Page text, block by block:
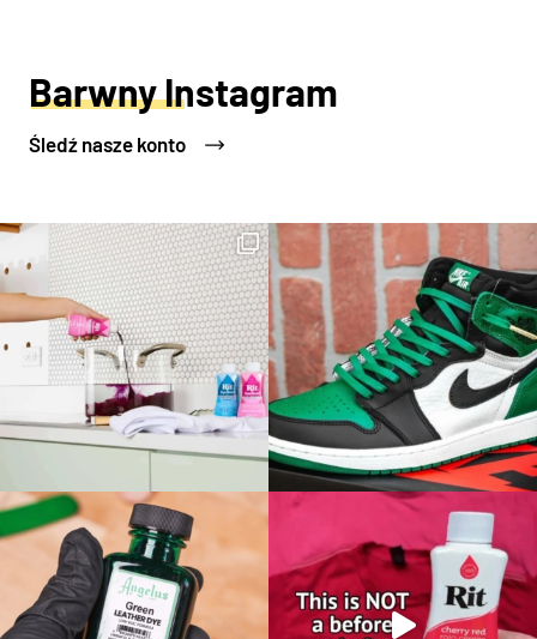
Barwny Instagram
Śledź nasze konto